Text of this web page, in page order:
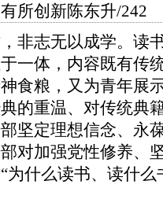
所创新陈东升/242
非志无以成学。读
一体，内容既有传
食粮，又为青年展
的重温、对传统典
坚定理想信念、永
对加强党性修养、
为什么读书、读什